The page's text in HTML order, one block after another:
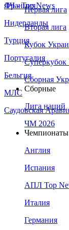
Франция
Нидерланды
Турция
Португалия
Бельгия
МЛС
Саудовская
ЛЧ - Top News
Первая лига
Вторая лига
Кубок
Сборная
Сборные
Лига наций
ЧМ 2026
Чемпионаты
Англия
Испания
АПЛ Top
Италия
Германия